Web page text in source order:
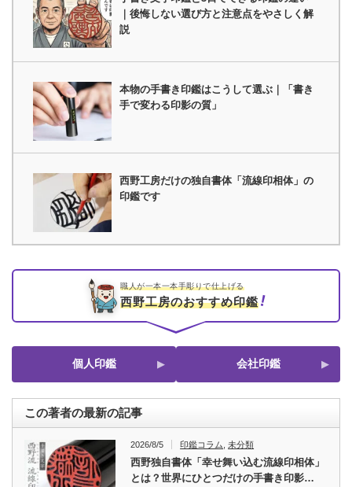
｜後悔しない選び方と注意点をやさしく解
説
本物の手書き印鑑はこうして選ぶ｜「書き
手で変わる印影の質」
西野工房だけの独自書体「流線印相体」の
印鑑です
職人が一本一本手彫りで仕上げる
西野工房のおすすめ印鑑
個人印鑑 会社印鑑
この著者の最新の記事
2026/8/5 印鑑コラム ,未分類
西野独自書体「幸せ舞い込む流線印相体」
とは？世界にひとつだけの手書き印影…